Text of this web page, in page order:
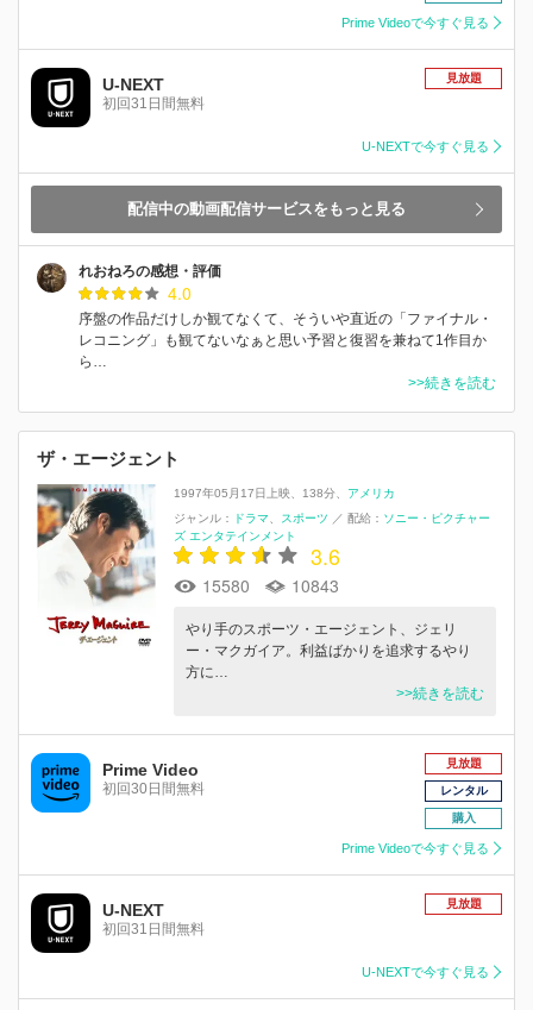
Prime Videoで今すぐ見る
U-NEXT
初回31日間無料
見放題
U-NEXTで今すぐ見る
配信中の動画配信サービスをもっと見る
れおねろの感想・評価
4.0
序盤の作品だけしか観てなくて、そういや直近の「ファイナル・
レコニング」も観てないなぁと思い予習と復習を兼ねて1作目か
ら…
>>続きを読む
ザ・エージェント
1997年05月17日上映 138分
アメリカ
ジャンル：
ドラマ スポーツ ／ 配給： ソニー・ピクチャー
ズ エンタテインメント
3.6
15580 10843
やり手のスポーツ・エージェント、ジェリ
ー・マクガイア。利益ばかりを追求するやり
方に…
>>続きを読む
Prime Video
初回30日間無料
見放題
レンタル
購入
Prime Videoで今すぐ見る
U-NEXT
初回31日間無料
見放題
U-NEXTで今すぐ見る